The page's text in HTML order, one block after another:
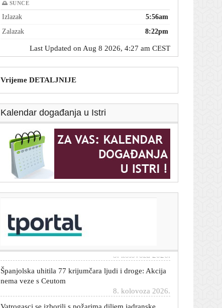
🌅 SUNCE
Izlazak
5:56am
Zalazak
8:22pm
Last Updated on Aug 8 2026, 4:27 am CEST
Vrijeme DETALJNIJE
Kalendar događanja u Istri
Sud: Trump ne smije graditi plesnu dvoranu u Bijeloj
kući; Trump: Poništite odluku
Španjolska uhitila 77 krijumčara ljudi i droge: Akcija
nema veze s Ceutom
8. kolovoza 2026.
Vatrogasci se izborili s požarima diljem jadranske
obale